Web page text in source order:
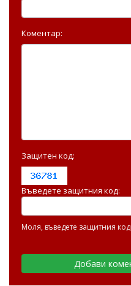
Коментар:
Защитен код:
Въведете защитния код:
Моля, въведете защитния код